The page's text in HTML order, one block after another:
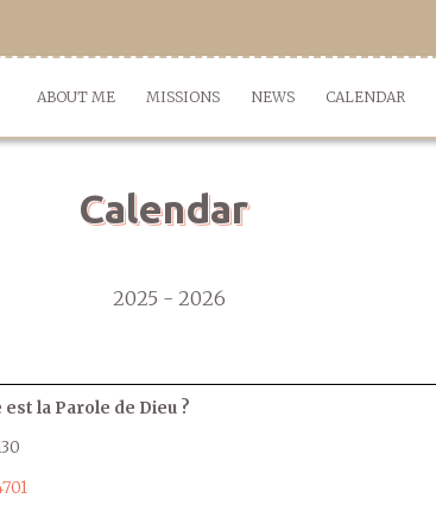
ABOUT ME MISSIONS NEWS CALENDAR
Calendar
2025 - 2026
est la Parole de Dieu ?